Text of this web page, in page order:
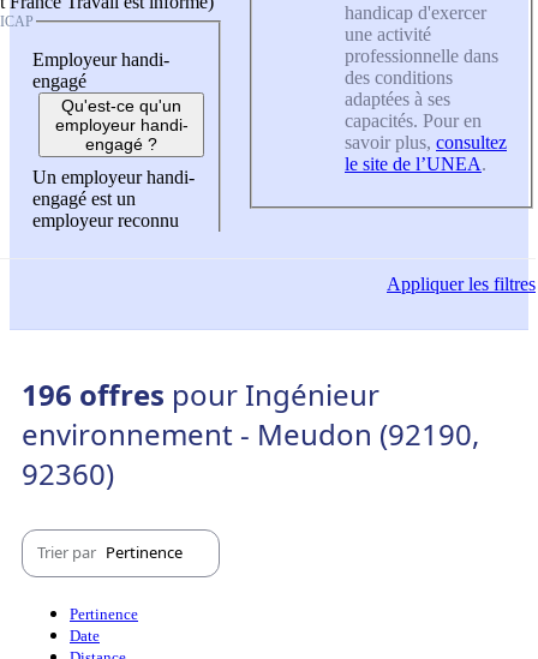
Employeur handi-
engagé
Qu'est-ce qu'un
employeur handi-
engagé ?
Un employeur handi-
engagé est un
employeur reconnu
handicap d'exercer
une activité
professionnelle dans
des conditions
adaptées à ses
capacités. Pour en
savoir plus, consultez
le site de l’UNEA.
Appliquerles filtres
196 offres pour Ingénieur
environnement - Meudon (92190,
92360)
Trier par Pertinence
Pertinence
Date